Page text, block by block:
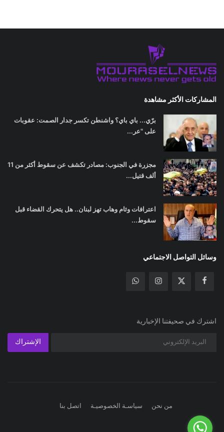
المشاركات الأكثر مشاهدة
برّي... باي باي؟ واشنطن تكسر جدار الصمت: عقوبات
على "عر...
مجزرة في الجنوب: مصادر تكشف عن سقوط أكثر من 11
ألف قتيل...
اعترافات وئام وهاب تهز لبنان.. هل يتحرك القضاء قبل
سقوط...
وسائل التواصل الاجتماعي
اشترك في صحيفتنا الإخبارية
الإشتراك
من نحن سياسـة الخصوصيـة اتصل بنا